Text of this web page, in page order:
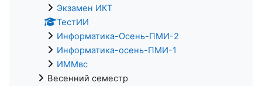
Экзамен ИКТ
ТестИИ
Информатика-Осень-ПМИ-2
Информатика-осень-ПМИ-1
ИММвс
Весенний семестр